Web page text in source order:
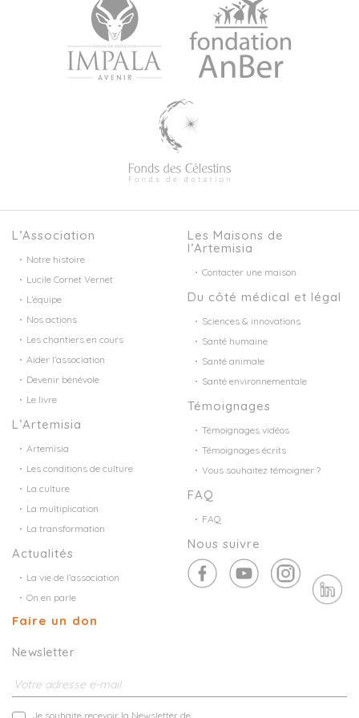
L’Association
Notre histoire
Lucile Cornet Vernet
L’équipe
Nos actions
Les chantiers en cours
Aider l’association
Devenir bénévole
Le livre
L’Artemisia
Artemisia
Les conditions de culture
La culture
La multiplication
La transformation
Actualités
La vie de l’association
On en parle
Faire un don
Les Maisons de
l’Artemisia
Contacter une maison
Du côté médical et légal
Sciences & innovations
Santé humaine
Santé animale
Santé environnementale
Témoignages
Témoignages vidéos
Témoignages écrits
Vous souhaitez témoigner ?
FAQ
FAQ
Nous suivre
Newsletter
Je souhaite recevoir la Newsletter de